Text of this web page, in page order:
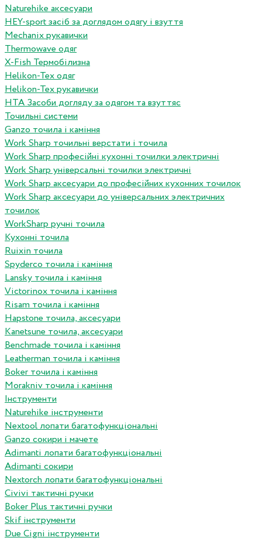
Naturehike аксесуари
HEY-sport засіб за доглядом одягу і взуття
Mechanix рукавички
Thermowave одяг
X-Fish Термобілизна
Helikon-Tex одяг
Helikon-Tex рукавички
HTA Засоби догляду за одягом та взуттяс
Точильні системи
Ganzo точила і каміння
Work Sharp точильні верстати і точила
Work Sharp професiйнi кухоннi точилки электричнi
Work Sharp унiверсальнi точилки электричнi
Work Sharp аксесуари до професiйних кухонних точилок
Work Sharp аксесуари до унiверсальних электричних
точилок
WorkSharp ручні точила
Кухонні точила
Ruixin точила
Spyderco точила і каміння
Lansky точила і каміння
Victorinox точила і каміння
Risam точила і каміння
Hapstone точила, аксесуари
Kanetsune точила, аксесуари
Benchmade точила і каміння
Leatherman точила і каміння
Boker точила і каміння
Morakniv точила і каміння
Інструменти
Naturehike інструменти
Nextool лопати багатофункціональні
Ganzo сокири і мачете
Adimanti лопати багатофункціональні
Adimanti сокири
Nextorch лопати багатофункціональні
Сivivi тактичні ручки
Boker Plus тактичні ручки
Skif інструменти
Due Cigni інструменти